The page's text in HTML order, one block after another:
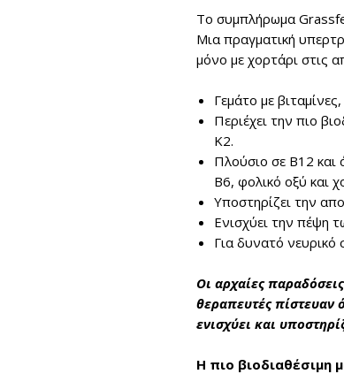
Το συμπλήρωμα
Μια πραγματική
μόνο με χορτάρι στις
Γεμάτο με
Περιέχει την πιο
Κ2.
Πλούσιο σε Β12 και
B6, φολικό οξύ και
Υποστηρίζει την
Ενισχύει την πέψη
Για δυνατό νευρικό
Οι αρχαίες
θεραπευτές πίστευαν
ενισχύει και
Η πιο βιοδιαθέσιμη